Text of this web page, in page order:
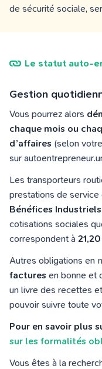
de sécurité sociale,
Le statut auto-
Gestion
Vous pourrez alors
chaque mois ou
d’affaires (selon
sur
Les transporteurs
prestations de
Bénéfices
cotisations sociales
correspondent à 21,20
Autres obligations en
factures en bonne et
un livre des recettes
pouvoir suivre toute
Pour en savoir plus
sur les formalités
Vous êtes à la